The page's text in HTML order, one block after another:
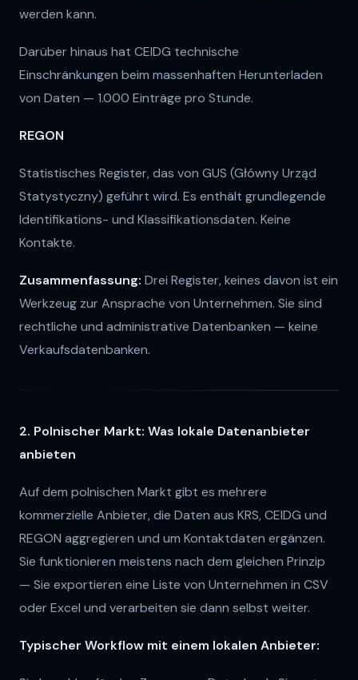
werden kann.
Darüber hinaus hat CEIDG technische
Einschränkungen beim massenhaften Herunterladen
von Daten — 1.000 Einträge pro Stunde.
REGON
Statistisches Register, das von GUS (Główny Urząd
Statystyczny) geführt wird. Es enthält grundlegende
Identifikations- und Klassifikationsdaten. Keine
Kontakte.
Zusammenfassung: Drei Register, keines davon ist ein
Werkzeug zur Ansprache von Unternehmen. Sie sind
rechtliche und administrative Datenbanken — keine
Verkaufsdatenbanken.
2. Polnischer Markt: Was lokale Datenanbieter
anbieten
Auf dem polnischen Markt gibt es mehrere
kommerzielle Anbieter, die Daten aus KRS, CEIDG und
REGON aggregieren und um Kontaktdaten ergänzen.
Sie funktionieren meistens nach dem gleichen Prinzip
— Sie exportieren eine Liste von Unternehmen in CSV
oder Excel und verarbeiten sie dann selbst weiter.
Typischer Workflow mit einem lokalen Anbieter: